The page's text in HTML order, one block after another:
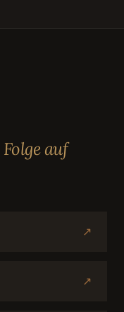
Folge auf
↗
↗